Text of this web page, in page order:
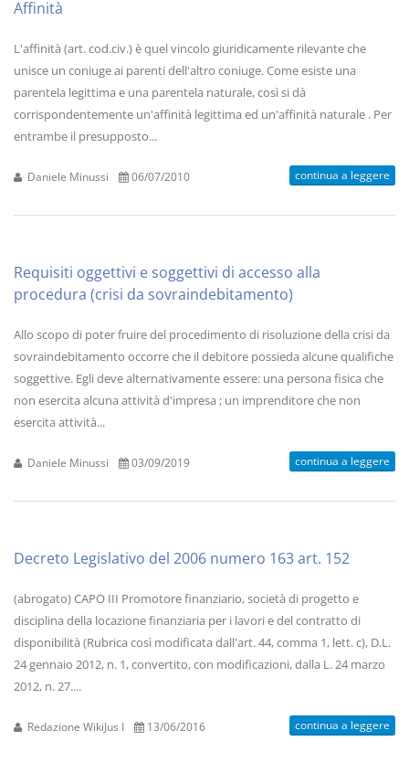
Affinità
L'affinità (art. cod.civ.) è quel vincolo giuridicamente rilevante che
unisce un coniuge ai parenti dell'altro coniuge. Come esiste una
parentela legittima e una parentela naturale, così si dà
corrispondentemente un'affinità legittima ed un'affinità naturale . Per
entrambe il presupposto...
Daniele Minussi 06/07/2010 continua a leggere
Requisiti oggettivi e soggettivi di accesso alla
procedura (crisi da sovraindebitamento)
Allo scopo di poter fruire del procedimento di risoluzione della crisi da
sovraindebitamento occorre che il debitore possieda alcune qualifiche
soggettive. Egli deve alternativamente essere: una persona fisica che
non esercita alcuna attività d'impresa ; un imprenditore che non
esercita attività...
Daniele Minussi 03/09/2019 continua a leggere
Decreto Legislativo del 2006 numero 163 art. 152
(abrogato) CAPO III Promotore finanziario, società di progetto e
disciplina della locazione finanziaria per i lavori e del contratto di
disponibilità (Rubrica così modificata dall'art. 44, comma 1, lett. c), D.L.
24 gennaio 2012, n. 1, convertito, con modificazioni, dalla L. 24 marzo
2012, n. 27....
Redazione WikiJus I 13/06/2016 continua a leggere